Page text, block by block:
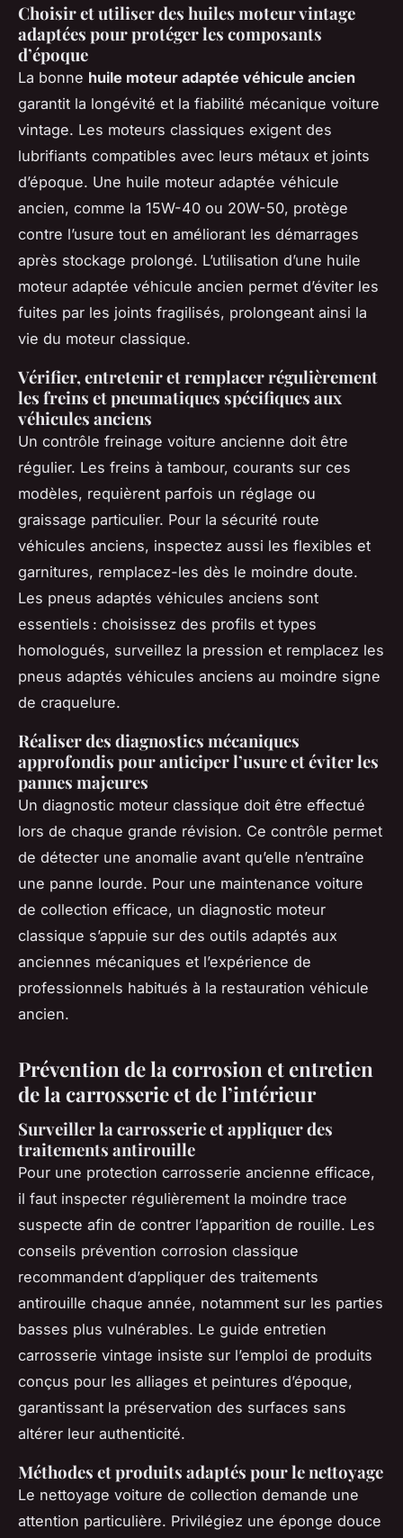
Choisir et utiliser des huiles moteur vintage
adaptées pour protéger les composants
d’époque
La bonne huile moteur adaptée véhicule ancien
garantit la longévité et la fiabilité mécanique voiture
vintage. Les moteurs classiques exigent des
lubrifiants compatibles avec leurs métaux et joints
d’époque. Une huile moteur adaptée véhicule
ancien, comme la 15W-40 ou 20W-50, protège
contre l’usure tout en améliorant les démarrages
après stockage prolongé. L’utilisation d’une huile
moteur adaptée véhicule ancien permet d’éviter les
fuites par les joints fragilisés, prolongeant ainsi la
vie du moteur classique.
Vérifier, entretenir et remplacer régulièrement
les freins et pneumatiques spécifiques aux
véhicules anciens
Un contrôle freinage voiture ancienne doit être
régulier. Les freins à tambour, courants sur ces
modèles, requièrent parfois un réglage ou
graissage particulier. Pour la sécurité route
véhicules anciens, inspectez aussi les flexibles et
garnitures, remplacez-les dès le moindre doute.
Les pneus adaptés véhicules anciens sont
essentiels : choisissez des profils et types
homologués, surveillez la pression et remplacez les
pneus adaptés véhicules anciens au moindre signe
de craquelure.
Réaliser des diagnostics mécaniques
approfondis pour anticiper l’usure et éviter les
pannes majeures
Un diagnostic moteur classique doit être effectué
lors de chaque grande révision. Ce contrôle permet
de détecter une anomalie avant qu’elle n’entraîne
une panne lourde. Pour une maintenance voiture
de collection efficace, un diagnostic moteur
classique s’appuie sur des outils adaptés aux
anciennes mécaniques et l’expérience de
professionnels habitués à la restauration véhicule
ancien.
Prévention de la corrosion et entretien
de la carrosserie et de l’intérieur
Surveiller la carrosserie et appliquer des
traitements antirouille
Pour une protection carrosserie ancienne efficace,
il faut inspecter régulièrement la moindre trace
suspecte afin de contrer l’apparition de rouille. Les
conseils prévention corrosion classique
recommandent d’appliquer des traitements
antirouille chaque année, notamment sur les parties
basses plus vulnérables. Le guide entretien
carrosserie vintage insiste sur l’emploi de produits
conçus pour les alliages et peintures d’époque,
garantissant la préservation des surfaces sans
altérer leur authenticité.
Méthodes et produits adaptés pour le nettoyage
Le nettoyage voiture de collection demande une
attention particulière. Privilégiez une éponge douce